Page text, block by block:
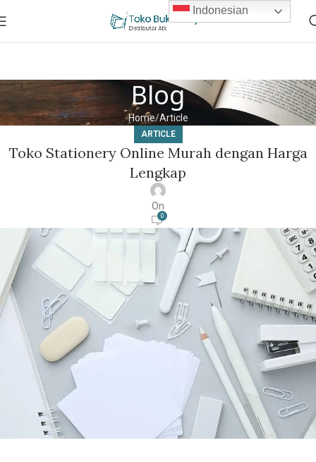
Blog
Home Article
ARTICLE
Toko Stationery Online Murah dengan Harga
Lengkap
On
0
Indonesian